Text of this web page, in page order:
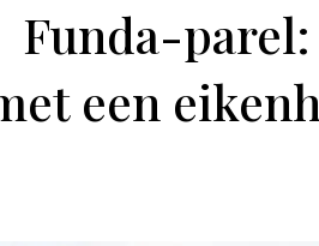
Funda-
een